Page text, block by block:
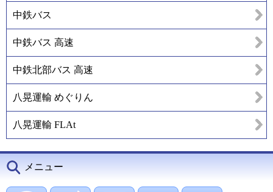
中鉄バス
中鉄バス 高速
中鉄北部バス 高速
八晃運輸 めぐりん
八晃運輸 FLAt
メニュー